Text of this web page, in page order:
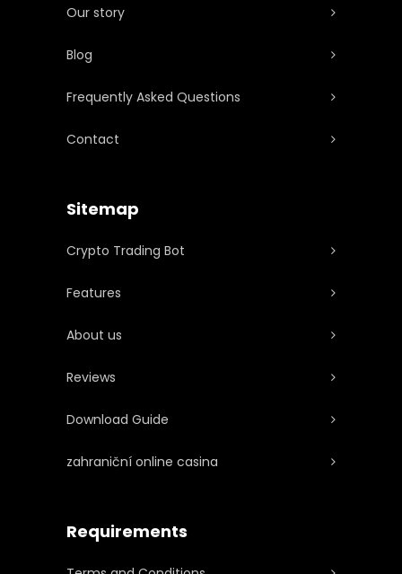
Our story
Blog
Frequently Asked Questions
Contact
Sitemap
Crypto Trading Bot
Features
About us
Reviews
Download Guide
zahraniční online casina
Requirements